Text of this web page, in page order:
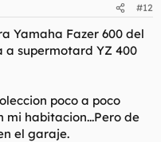
#12
Yamaha Fazer 600 del
a supermotard YZ 400
poco a poco
mi habitacion...Pero de
el garaje.